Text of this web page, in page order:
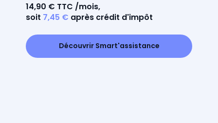
14,90 € TTC /mois,
soit 7,45 € après crédit d'impôt
Découvrir Smart'assistance